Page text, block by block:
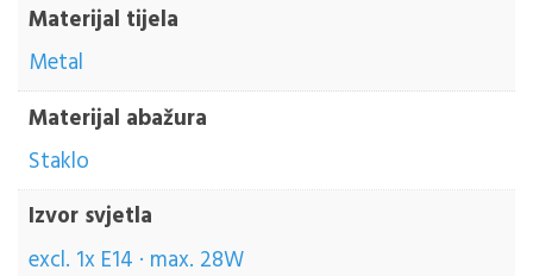
Materijal tijela
Metal
Materijal abažura
Staklo
Izvor svjetla
excl. 1x E14 · max. 28W